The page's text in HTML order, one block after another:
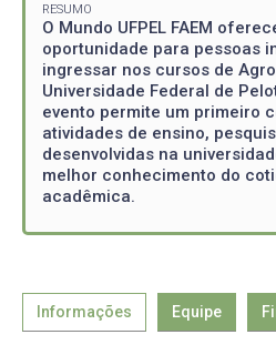
RESUMO
O Mundo UFPEL FAEM
oportunidade para pessoas
ingressar nos cursos de
Universidade Federal de
evento permite um primeiro
atividades de ensino,
desenvolvidas na
melhor conhecimento do
acadêmica.
Informações Equipe